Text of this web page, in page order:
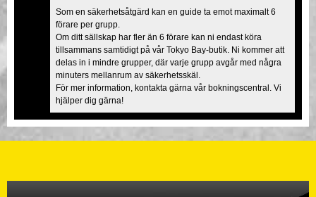
Som en säkerhetsåtgärd kan en guide ta emot maximalt 6
förare per grupp.
Om ditt sällskap har fler än 6 förare kan ni endast köra
tillsammans samtidigt på vår Tokyo Bay-butik. Ni kommer att
delas in i mindre grupper, där varje grupp avgår med några
minuters mellanrum av säkerhetsskäl.
För mer information, kontakta gärna vår bokningscentral. Vi
hjälper dig gärna!